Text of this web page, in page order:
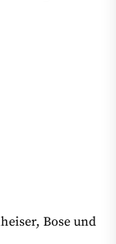
Bose und